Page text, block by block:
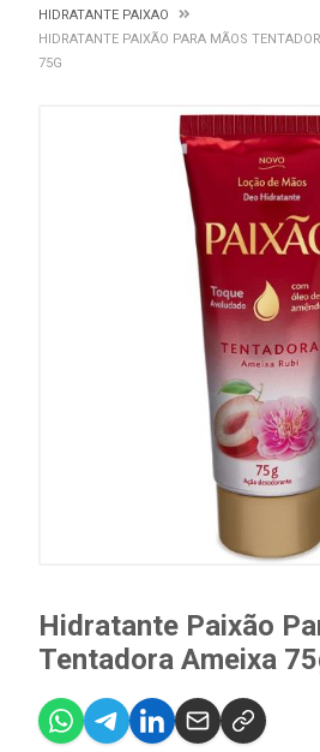
HIDRATANTE PAIXAO
HIDRATANTE PAIXÃO PARA MÃOS
75G
Hidratante Paixão
Tentadora Ameixa